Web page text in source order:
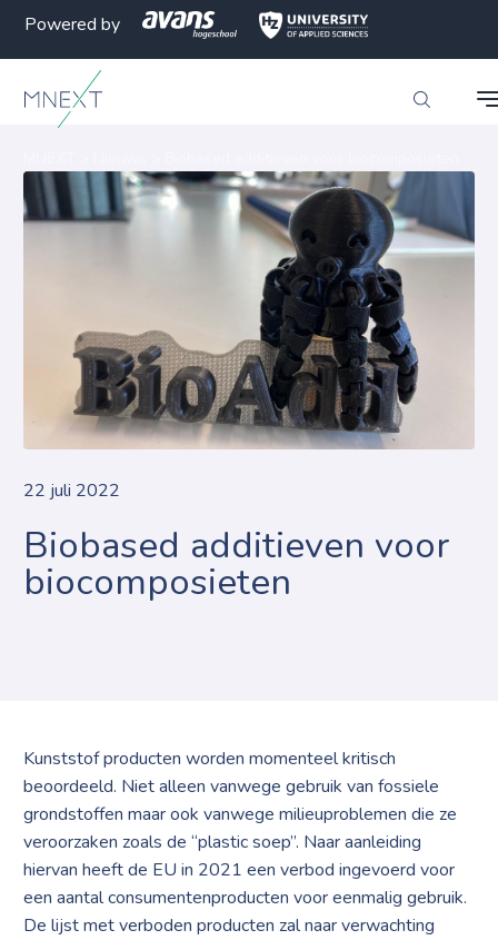
Powered by
22 juli 2022
Biobased additieven voor
biocomposieten
Kunststof producten worden momenteel kritisch
beoordeeld. Niet alleen vanwege gebruik van fossiele
grondstoffen maar ook vanwege milieuproblemen die ze
veroorzaken zoals de “plastic soep”. Naar aanleiding
hiervan heeft de EU in 2021 een verbod ingevoerd voor
een aantal consumentenproducten voor eenmalig gebruik.
De lijst met verboden producten zal naar verwachting